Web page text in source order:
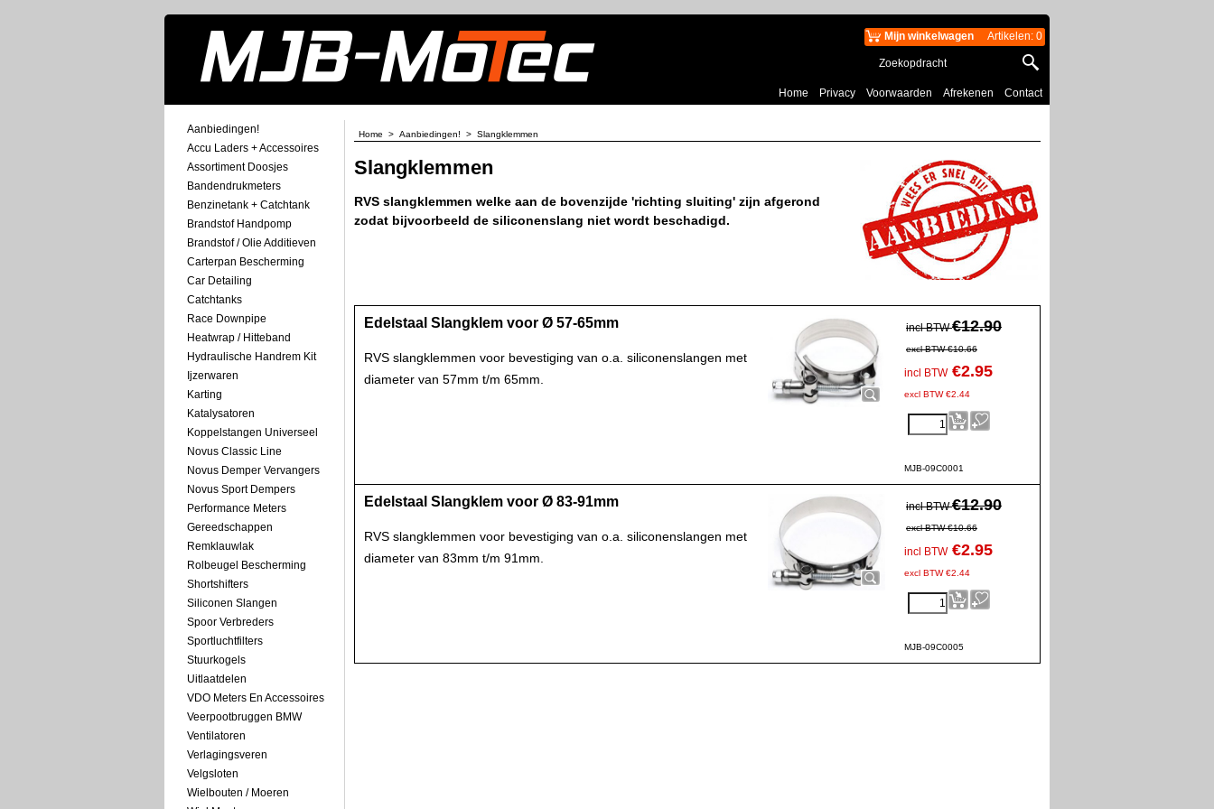
Mijn winkelwagen Artikelen: 0
Home Privacy Voorwaarden Afrekenen Contact
Aanbiedingen!
Accu Laders + Accessoires
Assortiment Doosjes
Bandendrukmeters
Benzinetank + Catchtank
Brandstof Handpomp
Brandstof / Olie Additieven
Carterpan Bescherming
Car Detailing
Catchtanks
Race Downpipe
Heatwrap / Hitteband
Hydraulische Handrem Kit
Ijzerwaren
Karting
Katalysatoren
Koppelstangen Universeel
Novus Classic Line
Novus Demper Vervangers
Novus Sport Dempers
Performance Meters
Gereedschappen
Remklauwlak
Rolbeugel Bescherming
Shortshifters
Siliconen Slangen
Spoor Verbreders
Sportluchtfilters
Stuurkogels
Uitlaatdelen
VDO Meters En Accessoires
Veerpootbruggen BMW
Ventilatoren
Verlagingsveren
Velgsloten
Wielbouten / Moeren
Home > Aanbiedingen! > Slangklemmen
Slangklemmen
RVS slangklemmen welke aan de bovenzijde 'richting sluiting' zijn afgerond
zodat bijvoorbeeld de siliconenslang niet wordt beschadigd.
incl BTW €12.90
excl BTW €10.66
incl BTW €2.95
excl BTW €2.44
MJB-09C0001
Edelstaal Slangklem voor Ø 57-65mm
RVS slangklemmen voor bevestiging van o.a. siliconenslangen met
diameter van 57mm t/m 65mm.
incl BTW €12.90
excl BTW €10.66
incl BTW €2.95
excl BTW €2.44
MJB-09C0005
Edelstaal Slangklem voor Ø 83-91mm
RVS slangklemmen voor bevestiging van o.a. siliconenslangen met
diameter van 83mm t/m 91mm.